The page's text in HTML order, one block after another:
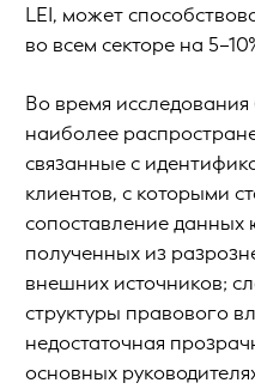
LEI, может
во всем секторе на
Во время
наиболее
связанные с
клиентов, с которыми
сопоставление данных
полученных из
внешних источников;
структуры правового
недостаточная
основных